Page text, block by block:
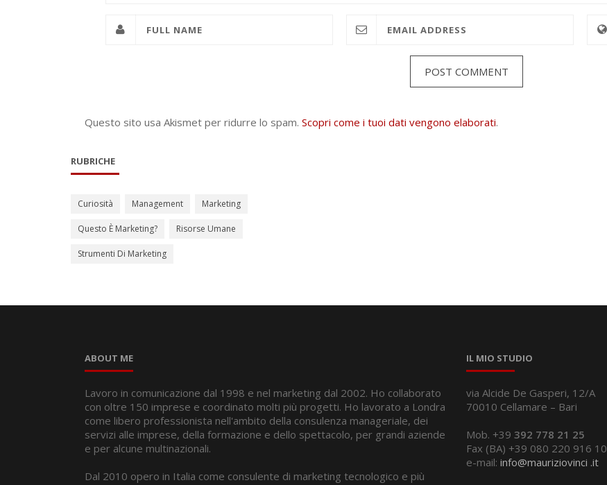
Questo sito usa Akismet per ridurre lo spam. Scopri come i tuoi dati vengono elaborati.
RUBRICHE
Curiosità Management Marketing
Questo È Marketing? Risorse Umane
Strumenti Di Marketing
ABOUT ME
Lavoro in comunicazione dal 1998 e nel marketing dal 2002. Ho collaborato
con oltre 150 imprese e coordinato molti più progetti. Ho lavorato a Londra
come libero professionista nell'ambito della consulenza manageriale, dei
servizi alle imprese, della formazione e dello spettacolo, per grandi aziende
e per alcune multinazionali.
Dal 2010 opero in Italia come consulente di marketing tecnologico e più
IL MIO STUDIO
via Alcide De Gasperi, 12/A
70010 Cellamare – Bari
Mob. +39 392 778 21 25
Fax (BA) +39 080 220 916 10
e-mail: info@mauriziovinci .it